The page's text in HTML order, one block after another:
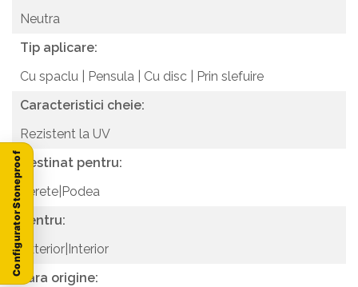
Neutra
Tip aplicare:
Cu spaclu | Pensula | Cu disc | Prin slefuire
Caracteristici cheie:
Rezistent la UV
Destinat pentru:
Perete|Podea
Pentru:
Exterior|Interior
Tara origine:
Configurator Stoneproof